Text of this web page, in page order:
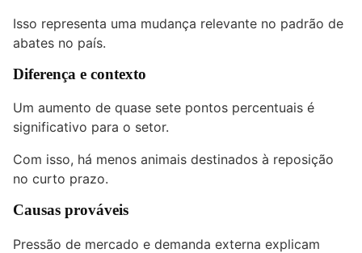
Isso representa uma mudança relevante no padrão de
abates no país.
Diferença e contexto
Um aumento de quase sete pontos percentuais é
significativo para o setor.
Com isso, há menos animais destinados à reposição
no curto prazo.
Causas prováveis
Pressão de mercado e demanda externa explicam